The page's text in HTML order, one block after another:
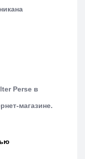
Perse в
магазине.